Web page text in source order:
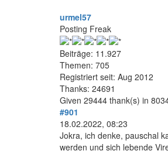
urmel57
Posting Freak
Beiträge: 11.927
Themen: 705
Registriert seit: Aug 2012
Thanks: 24691
Given 29444 thank(s) in
#901
18.02.2022, 08:23
Jokra, ich denke, pauschal
werden und sich lebende